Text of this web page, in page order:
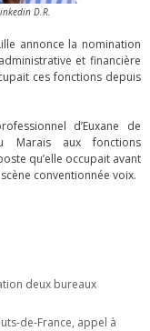
D.R.
annonce la nomination
et financière
ces fonctions depuis
d’Euxane de
Marais aux fonctions
qu’elle occupait avant
scène conventionnée voix.
deux bureaux
de-France, appel à